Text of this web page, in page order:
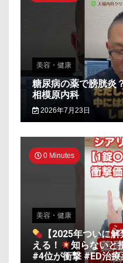
美容・健康
糖尿病の薬で膀胱炎
相模原内科
2026年7月23日
0 Minutes
美容・健康
【2025年ついに
える！
知らないと
#4位が衝撃 #ED治